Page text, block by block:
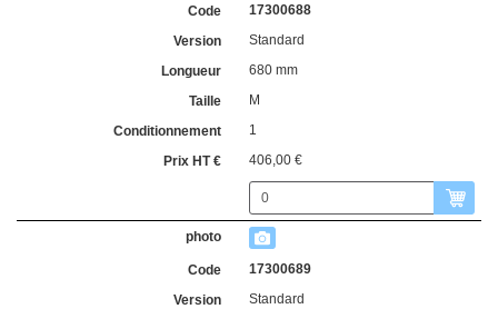
17300688
Standard
680 mm
M
1
406,00 €
17300689
Standard